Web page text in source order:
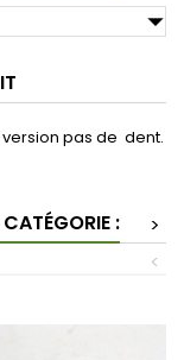
arrow_drop_down
version pas de dent.
:
>
<